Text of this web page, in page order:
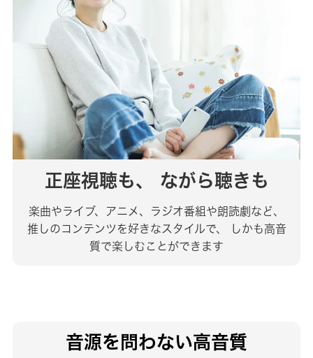
正座視聴も、 ながら聴きも
楽曲やライブ、アニメ、ラジオ番組や朗読劇など、
推しのコンテンツを好きなスタイルで、
しかも高音
質で楽しむことができます
音源を問わない高音質